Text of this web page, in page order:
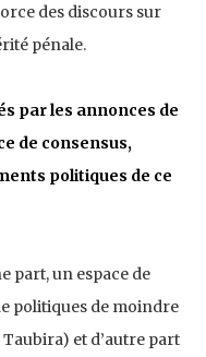
des discours sur
pénale.
par les annonces de
de consensus,
politiques de ce
part, un espace de
politiques de moindre
et d’autre part